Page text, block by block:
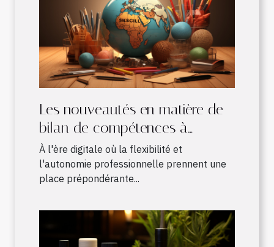
Les nouveautés en matière de
bilan de compétences à
distance : avantages et
fonctionnement
À l'ère digitale où la flexibilité et
l'autonomie professionnelle prennent une
place prépondérante...